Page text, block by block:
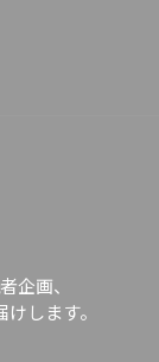
企画、
します。